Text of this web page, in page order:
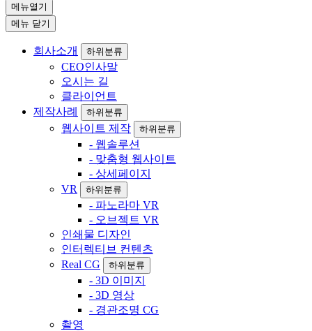
메뉴열기
메뉴 닫기
회사소개 하위분류
CEO인사말
오시는 길
클라이언트
제작사례
하위분류
웹사이트 제작 하위분류
- 웹솔루션
- 맞춤형 웹사이트
- 상세페이지
VR
하위분류
- 파노라마 VR
- 오브젝트 VR
인쇄물 디자인
인터렉티브 컨텐츠
Real CG
하위분류
- 3D 이미지
- 3D 영상
- 경관조명 CG
촬영